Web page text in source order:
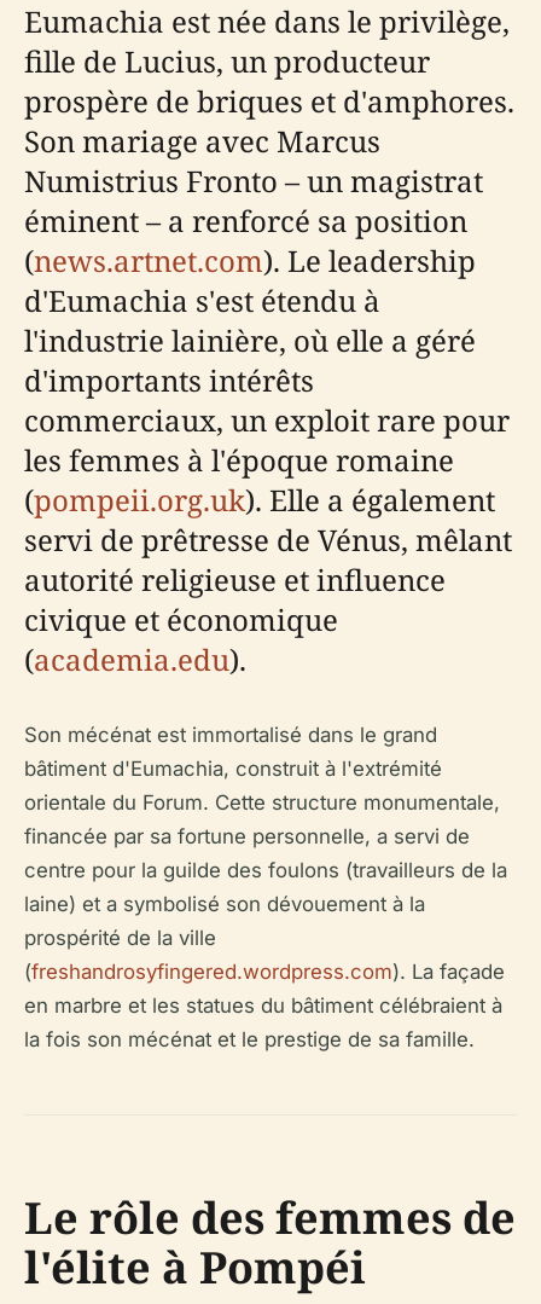
Eumachia est née dans le privilège,
fille de Lucius, un producteur
prospère de briques et d'amphores.
Son mariage avec Marcus
Numistrius Fronto – un magistrat
éminent – a renforcé sa position
(news.artnet.com). Le leadership
d'Eumachia s'est étendu à
l'industrie lainière, où elle a géré
d'importants intérêts
commerciaux, un exploit rare pour
les femmes à l'époque romaine
(pompeii.org.uk). Elle a également
servi de prêtresse de Vénus, mêlant
autorité religieuse et influence
civique et économique
(academia.edu).
Son mécénat est immortalisé dans le grand
bâtiment d'Eumachia, construit à l'extrémité
orientale du Forum. Cette structure monumentale,
financée par sa fortune personnelle, a servi de
centre pour la guilde des foulons (travailleurs de la
laine) et a symbolisé son dévouement à la
prospérité de la ville
(freshandrosyfingered.wordpress.com). La façade
en marbre et les statues du bâtiment célébraient à
la fois son mécénat et le prestige de sa famille.
Le rôle des femmes de
l'élite à Pompéi